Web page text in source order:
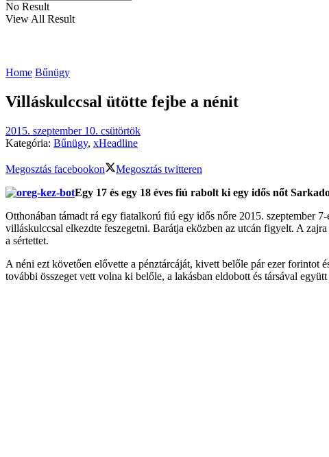
No Result
View All Result
Home Bűnügy
Villáskulccsal ütötte fejbe a nénit
2015. szeptember 10. csütörtök
Kategória: Bűnügy, xHeadline
Megosztás facebookon
Megosztás twitteren
Egy 17 és egy 18 éves fiú rabolt ki egy idős nőt
Otthonában támadt rá egy fiatalkorú fiú egy idős nőre 2015. szeptember
villáskulccsal elkezdte feszegetni. Barátja eközben az utcán figyelt. A
a sértettet.
A néni ezt követően elővette a pénztárcáját, kivett belőle pár ezer forintot
további összeget vett volna ki belőle, a lakásban eldobott és társával